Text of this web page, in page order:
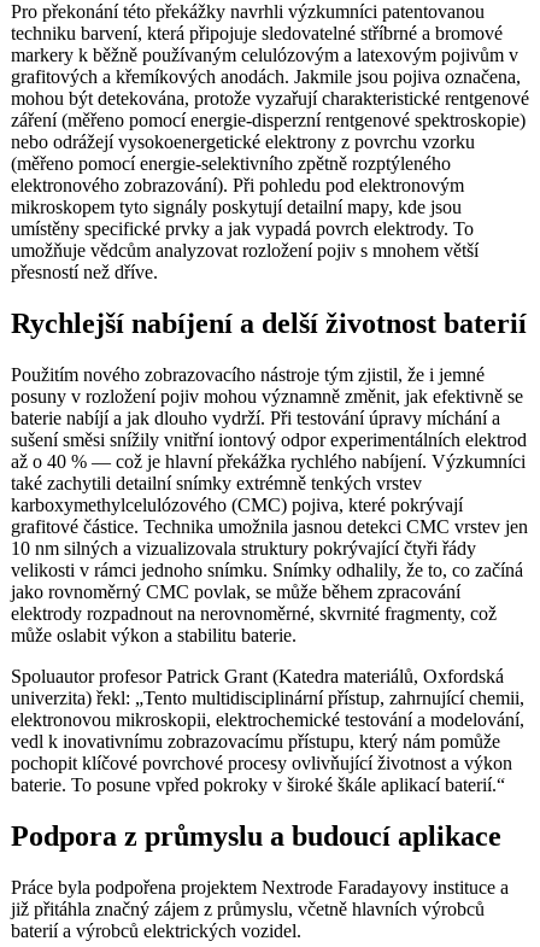
Pro překonání této překážky navrhli výzkumníci patentovanou
techniku barvení, která připojuje sledovatelné stříbrné a bromové
markery k běžně používaným celulózovým a latexovým pojivům v
grafitových a křemíkových anodách. Jakmile jsou pojiva označena,
mohou být detekována, protože vyzařují charakteristické rentgenové
záření (měřeno pomocí energie-disperzní rentgenové spektroskopie)
nebo odrážejí vysokoenergetické elektrony z povrchu vzorku
(měřeno pomocí energie-selektivního zpětně rozptýleného
elektronového zobrazování). Při pohledu pod elektronovým
mikroskopem tyto signály poskytují detailní mapy, kde jsou
umístěny specifické prvky a jak vypadá povrch elektrody. To
umožňuje vědcům analyzovat rozložení pojiv s mnohem větší
přesností než dříve.
Rychlejší nabíjení a delší životnost baterií
Použitím nového zobrazovacího nástroje tým zjistil, že i jemné
posuny v rozložení pojiv mohou významně změnit, jak efektivně se
baterie nabíjí a jak dlouho vydrží. Při testování úpravy míchání a
sušení směsi snížily vnitřní iontový odpor experimentálních elektrod
až o 40 % — což je hlavní překážka rychlého nabíjení. Výzkumníci
také zachytili detailní snímky extrémně tenkých vrstev
karboxymethylcelulózového (CMC) pojiva, které pokrývají
grafitové částice. Technika umožnila jasnou detekci CMC vrstev jen
10 nm silných a vizualizovala struktury pokrývající čtyři řády
velikosti v rámci jednoho snímku. Snímky odhalily, že to, co začíná
jako rovnoměrný CMC povlak, se může během zpracování
elektrody rozpadnout na nerovnoměrné, skvrnité fragmenty, což
může oslabit výkon a stabilitu baterie.
Spoluautor profesor Patrick Grant (Katedra materiálů, Oxfordská
univerzita) řekl: „Tento multidisciplinární přístup, zahrnující chemii,
elektronovou mikroskopii, elektrochemické testování a modelování,
vedl k inovativnímu zobrazovacímu přístupu, který nám pomůže
pochopit klíčové povrchové procesy ovlivňující životnost a výkon
baterie. To posune vpřed pokroky v široké škále aplikací baterií.“
Podpora z průmyslu a budoucí aplikace
Práce byla podpořena projektem Nextrode Faradayovy instituce a
již přitáhla značný zájem z průmyslu, včetně hlavních výrobců
baterií a výrobců elektrických vozidel.